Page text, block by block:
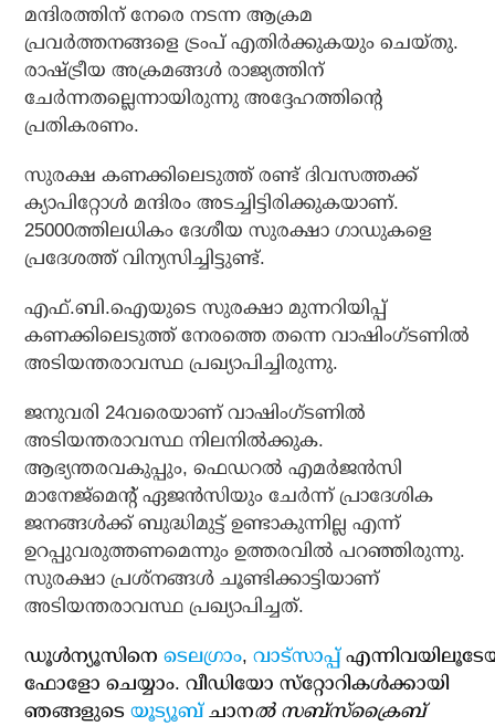
മന്ദിരത്തിന് നേരെ നടന്ന ആക്രമ
പ്രവര്‍ത്തനങ്ങളെ ട്രംപ് എതിര്‍ക്കുകയും ചെയ്തു.
രാഷ്ട്രീയ അക്രമങ്ങള്‍ രാജ്യത്തിന്
ചേര്‍ന്നതല്ലെന്നായിരുന്നു അദ്ദേഹത്തിന്റെ
പ്രതികരണം.
സുരക്ഷ കണക്കിലെടുത്ത് രണ്ട് ദിവസത്തക്ക്
ക്യാപിറ്റോള്‍ മന്ദിരം അടച്ചിട്ടിരിക്കുകയാണ്.
25000ത്തിലധികം ദേശീയ സുരക്ഷാ ഗാഡുകളെ
പ്രദേശത്ത് വിന്യസിച്ചിട്ടുണ്ട്.
എഫ്.ബി.ഐയുടെ സുരക്ഷാ മുന്നറിയിപ്പ്
കണക്കിലെടുത്ത് നേരത്തെ തന്നെ വാഷിംഗ്ടണില്‍
അടിയന്തരാവസ്ഥ പ്രഖ്യാപിച്ചിരുന്നു.
ജനുവരി 24വരെയാണ് വാഷിംഗ്ടണില്‍
അടിയന്തരാവസ്ഥ നിലനില്‍ക്കുക.
ആഭ്യന്തരവകുപ്പും, ഫെഡറല്‍ എമര്‍ജന്‍സി
മാനേജ്മെന്റ് ഏജന്‍സിയും ചേര്‍ന്ന് പ്രാദേശിക
ജനങ്ങള്‍ക്ക് ബുദ്ധിമുട്ട് ഉണ്ടാകുന്നില്ല എന്ന്
ഉറപ്പുവരുത്തണമെന്നും ഉത്തരവില്‍ പറഞ്ഞിരുന്നു.
സുരക്ഷാ പ്രശ്നങ്ങള്‍ ചൂണ്ടിക്കാട്ടിയാണ്
അടിയന്തരാവസ്ഥ പ്രഖ്യാപിച്ചത്.
ഡൂള്‍ന്യൂസിനെടെലഗ്രാം,വാട്‌സാപ്പ്
ഫോളോ ചെയ്യാം. വീഡിയോ സ്‌റ്റോറികള്‍ക്കായി
ഞങ്ങളുടെയൂട്യൂബ്ചാനല്‍ സബ്‌സ്‌ക്രൈബ്